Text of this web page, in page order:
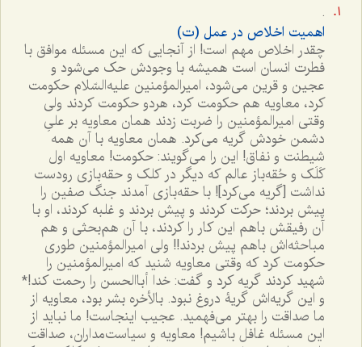
.
اهمیت اخلاص در عمل (ت)
چقدر اخلاص مهم است! از آنجایى که این مسئله موافق با
فطرت انسان است همیشه با وجودش حک مى‌شود و
عجین و قرین مى‌شود، امیرالمؤمنین علیه‌السّلام حکومت
کرد، معاویه هم حکومت کرد، هردو حکومت کردند ولى
وقتى امیرالمؤمنین را ضربت زدند همان معاویه بر علىِ
دشمن خودش گریه مى‌کرد. همان معاویه با آن همه
شیطنت و نفاق! این را مى‌گویند: حکومت! معاویه اول
کَلَک و حُقه‌باز عالم که دیگر در کلک و حقه‌بازى رودست
نداشت [گریه می‌کرد]! با حقه‌بازى آمدند جنگ صفین را
پیش بردند؛ حرکت کردند و پیش بردند و غلبه کردند، او با
آن رفیقش باهم این کار را کردند، با آن هم‌بحثی و هم
مباحثه‌اش باهم پیش بردند!! ولى امیرالمؤمنین طورى
حکومت کرد که وقتى معاویه شنید که امیرالمؤمنین را
شهید کردند گریه کرد و گفت: خدا أباالحسن را رحمت کند!*
و این گریه‌اش گریۀ دروغ نبود. بالأخره بشر بود، معاویه از
ما صداقت را بهتر مى‌فهمید. عجیب اینجاست! ما نباید از
این مسئله غافل باشیم! معاویه و سیاست‌مداران، صداقت